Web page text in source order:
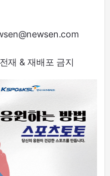
재 & 재배포 금지